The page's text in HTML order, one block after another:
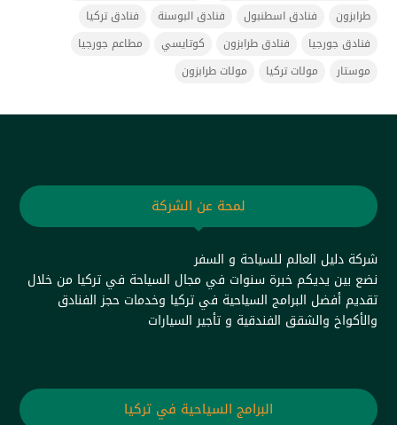
طرابزون
فنادق اسطنبول فنادق البوسنة
فنادق تركيا
فنادق جورجيا
فنادق طرابزون كوتايسي
مطاعم جورجيا
موستار
مولات تركيا مولات طرابزون
لمحة عن الشركة
شركة دليل العالم للسياحة و السفر
نضع بين يديكم خبرة سنوات في مجال السياحة في تركيا من خلال
تقديم أفضل البرامج السياحية في تركيا وخدمات حجز الفنادق
والأكواخ والشقق الفندقية و تأجير السيارات
البرامج السياحية في تركيا